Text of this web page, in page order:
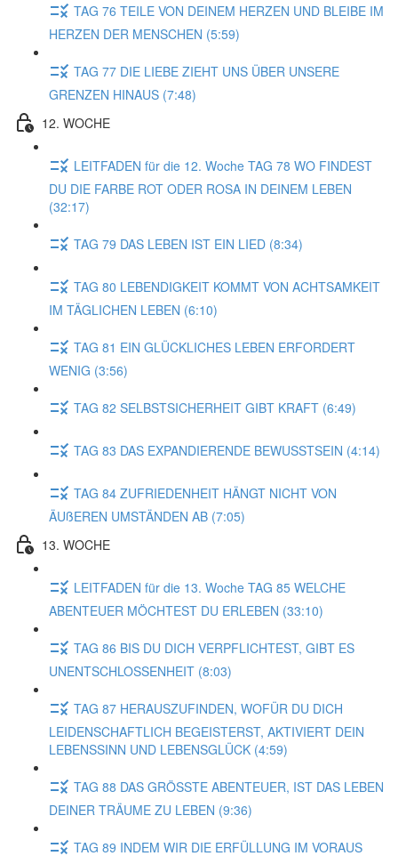
TAG 76 TEILE VON DEINEM HERZEN UND BLEIBE IM
HERZEN DER MENSCHEN (5:59)
TAG 77 DIE LIEBE ZIEHT UNS ÜBER UNSERE
GRENZEN HINAUS (7:48)
12. WOCHE
LEITFADEN für die 12. Woche TAG 78 WO FINDEST
DU DIE FARBE ROT ODER ROSA IN DEINEM LEBEN
(32:17)
TAG 79 DAS LEBEN IST EIN LIED (8:34)
TAG 80 LEBENDIGKEIT KOMMT VON ACHTSAMKEIT
IM TÄGLICHEN LEBEN (6:10)
TAG 81 EIN GLÜCKLICHES LEBEN ERFORDERT
WENIG (3:56)
TAG 82 SELBSTSICHERHEIT GIBT KRAFT (6:49)
TAG 83 DAS EXPANDIERENDE BEWUSSTSEIN (4:14)
TAG 84 ZUFRIEDENHEIT HÄNGT NICHT VON
ÄUßEREN UMSTÄNDEN AB (7:05)
13. WOCHE
LEITFADEN für die 13. Woche TAG 85 WELCHE
ABENTEUER MÖCHTEST DU ERLEBEN (33:10)
TAG 86 BIS DU DICH VERPFLICHTEST, GIBT ES
UNENTSCHLOSSENHEIT (8:03)
TAG 87 HERAUSZUFINDEN, WOFÜR DU DICH
LEIDENSCHAFTLICH BEGEISTERST, AKTIVIERT DEIN
LEBENSSINN UND LEBENSGLÜCK (4:59)
TAG 88 DAS GRÖSSTE ABENTEUER, IST DAS LEBEN
DEINER TRÄUME ZU LEBEN (9:36)
TAG 89 INDEM WIR DIE ERFÜLLUNG IM VORAUS